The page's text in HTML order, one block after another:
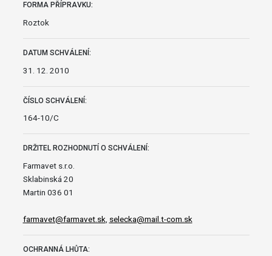
FORMA PŘÍPRAVKU:
Roztok
DATUM SCHVÁLENÍ:
31. 12. 2010
ČÍSLO SCHVÁLENÍ:
164-10/C
DRŽITEL ROZHODNUTÍ O SCHVÁLENÍ:
Farmavet s.r.o.
Sklabinská 20
Martin 036 01
farmavet@farmavet.sk, selecka@mail.t-com.sk
OCHRANNÁ LHŮTA: